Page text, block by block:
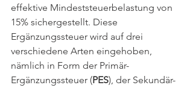
effektive Mindeststeuerbelastung von
15% sichergestellt. Diese
Ergänzungssteuer wird auf drei
verschiedene Arten eingehoben,
nämlich in Form der Primär-
Ergänzungssteuer (PES), der Sekundär-